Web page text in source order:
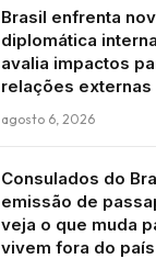
Brasil enfrenta
diplomática
avalia impactos
relações externas
agosto 6, 2026
Consulados do
emissão de
veja o que muda
vivem fora do país